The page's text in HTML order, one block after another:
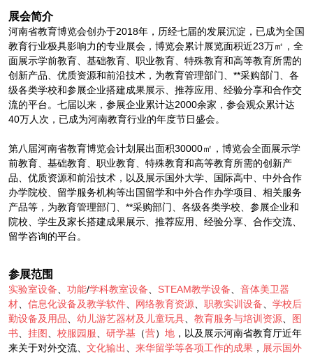
展会简介
河南省教育博览会创办于2018年，历经七届的发展沉淀，已成为全国
教育行业极具影响力的专业展会，博览会累计展览面积近23万㎡，全
面展示学前教育、基础教育、职业教育、特殊教育和高等教育所需的
创新产品、优质资源和前沿技术，为教育管理部门、**采购部门、各
级各类学校和参展企业搭建成果展示、推荐应用、经验分享和合作交
流的平台。七届以来，参展企业累计达2000余家，参会观众累计达
40万人次，已成为河南教育行业的年度节日盛会。
第八届河南省教育博览会计划展出面积30000㎡，博览会全面展示学
前教育、基础教育、职业教育、特殊教育和高等教育所需的创新产
品、优质资源和前沿技术，以及展示国外大学、国际高中、中外合作
办学院校、留学服务机构等出国留学和中外合作办学项目、相关服务
产品等，为教育管理部门、**采购部门、各级各类学校、参展企业和
院校、学生及家长搭建成果展示、推荐应用、经验分享、合作交流、
留学咨询的平台。
参展范围
实验室设备 功能/学科教室设备 STEAM教学设备
音体美卫器
材
信息化设备及教学软件 网络教育资源 职教实训设备
学校后
勤设备及用品
幼儿游艺器材及儿童玩具 教育服务与培训资源
图
书
挂图 校服园服 研学基 （营） 地 ，以及展示河南省教育厅近年
来关于对外交流、 文化输出 来华留学等各项工作的成果 ， 展示国外